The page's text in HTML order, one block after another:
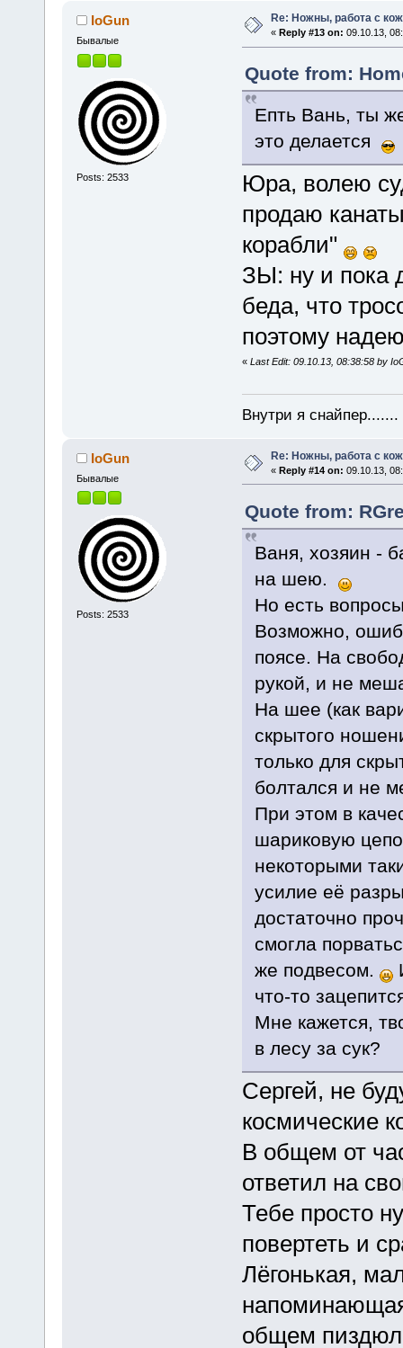
IoGun
Бывалые
Posts: 2533
Re: Ножны, работа с
« Reply #13 on: 09.10.13,
Quote from:
Епть Вань, ты
это делается
Юра, волею
продаю
корабли"
ЗЫ: ну и пока
беда, что
поэтому
« Last Edit: 09.10.13, 08:38:58 by
Внутри я
IoGun
Бывалые
Posts: 2533
Re: Ножны, работа с
« Reply #14 on: 09.10.13,
Quote from:
Ваня, хозяин -
на шею.
Но есть
Возможно,
поясе. На
рукой, и не
На шее (как
скрытого
только для
болтался и не
При этом в
шариковую
некоторыми
усилие её
достаточно
смогла
же подвесом.
что-то
Мне кажется,
в лесу за сук?
Сергей, не
космические
В общем от
ответил на
Тебе просто
повертеть и
Лёгонькая,
общем